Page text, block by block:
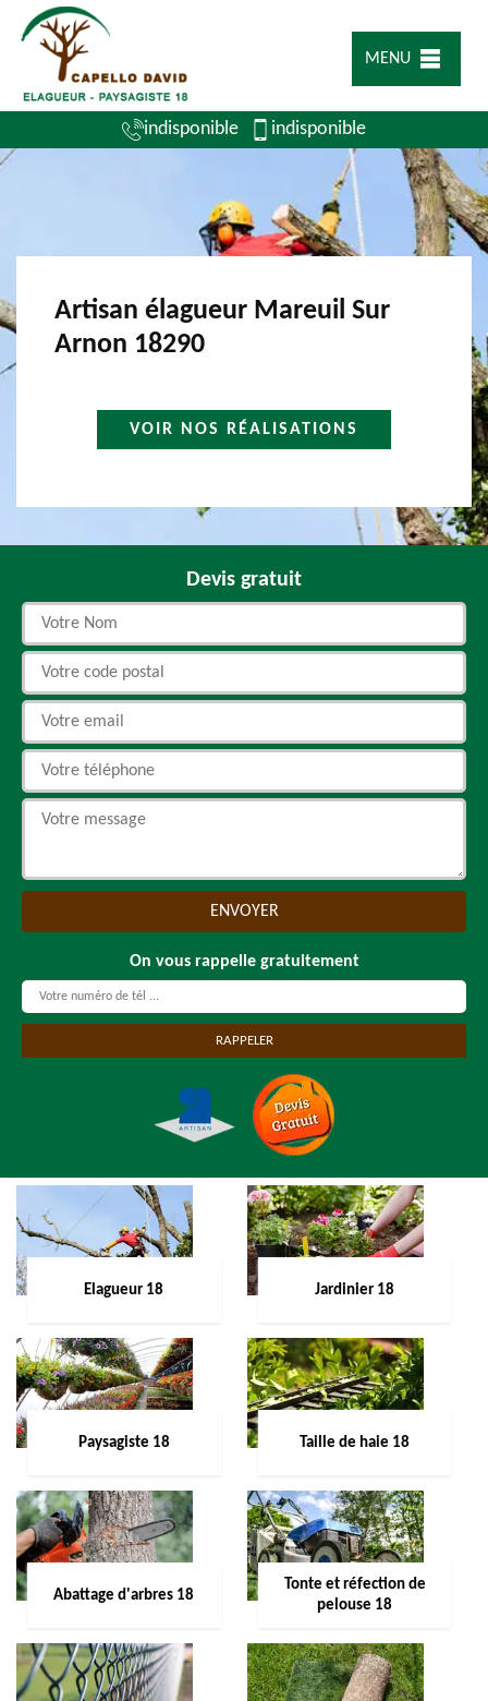
MENU
indisponible indisponible
Artisan élagueur Mareuil Sur
Arnon 18290
VOIR NOS RÉALISATIONS
Devis gratuit
On vous rappelle gratuitement
Elagueur 18 Jardinier 18
Paysagiste 18 Taille de haie 18
Abattage d'arbres 18
Tonte et réfection de
pelouse 18